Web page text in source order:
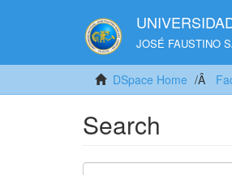
JOSÉ FAUSTINO
DSpace Home
Search